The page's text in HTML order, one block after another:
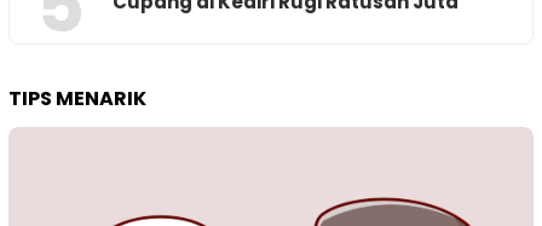
TIPS MENARIK